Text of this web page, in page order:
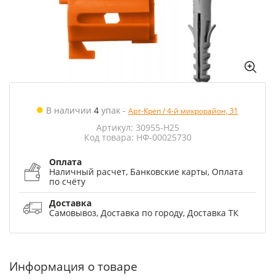
В наличии 4 упак - Арт-Креп / 4-й микрорайон, 31
Артикул: 30955-Н25
Код товара: НФ-00025730
Оплата
Наличный расчет, Банковские карты, Оплата
по счёту
Доставка
Самовывоз, Доставка по городу, Доставка ТК
Информация о товаре